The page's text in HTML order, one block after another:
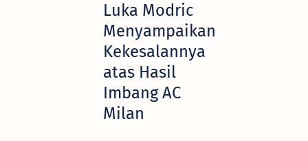
Luka Modric
Menyampaikan
Kekesalannya
atas Hasil
Imbang AC
Milan